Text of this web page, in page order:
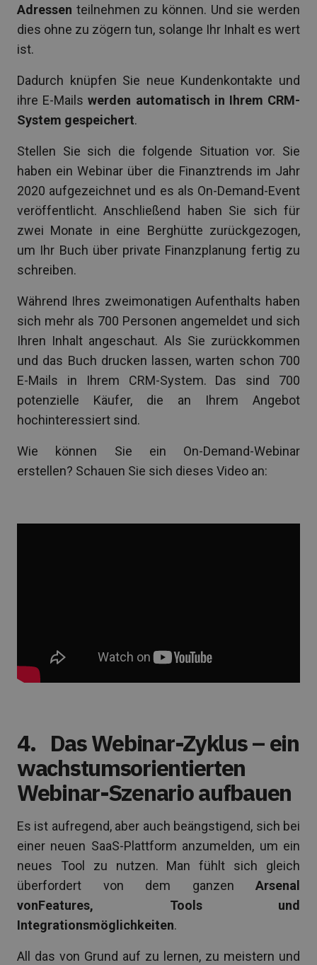
Adressen teilnehmen zu können. Und sie werden
dies ohne zu zögern tun, solange Ihr Inhalt es wert
ist.
Dadurch knüpfen Sie neue Kundenkontakte und
ihre E-Mailswerden automatisch in Ihrem CRM-
System gespeichert.
Stellen Sie sich die folgende Situation vor. Sie
haben ein Webinar über die Finanztrends im Jahr
2020 aufgezeichnet und es als On-Demand-Event
veröffentlicht. Anschließend haben Sie sich für
zwei Monate in eine Berghütte zurückgezogen,
um Ihr Buch über private Finanzplanung fertig zu
schreiben.
Während Ihres zweimonatigen Aufenthalts haben
sich mehr als 700 Personen angemeldet und sich
Ihren Inhalt angeschaut. Als Sie zurückkommen
und das Buch drucken lassen, warten schon 700
E-Mails in Ihrem CRM-System. Das sind 700
potenzielle Käufer, die an Ihrem Angebot
hochinteressiert sind.
Wie können Sie ein On-Demand-Webinar
erstellen? Schauen Sie sich dieses Video an:
4. Das Webinar-Zyklus – ein
wachstumsorientierten
Webinar-Szenario aufbauen
Es ist aufregend, aber auch beängstigend, sich bei
einer neuen SaaS-Plattform anzumelden, um ein
neues Tool zu nutzen. Man fühlt sich gleich
überfordert von dem ganzen Arsenal
vonFeatures, Tools und
Integrationsmöglichkeiten.
All das von Grund auf zu lernen, zu meistern und